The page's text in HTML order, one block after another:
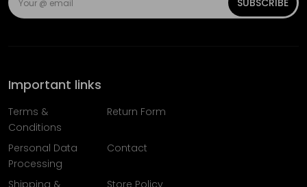
SUBSCRIBE
Important links
Terms &
Conditions
Return Form
Personal Data
Processing
Contact
Shipping &
Store Policy